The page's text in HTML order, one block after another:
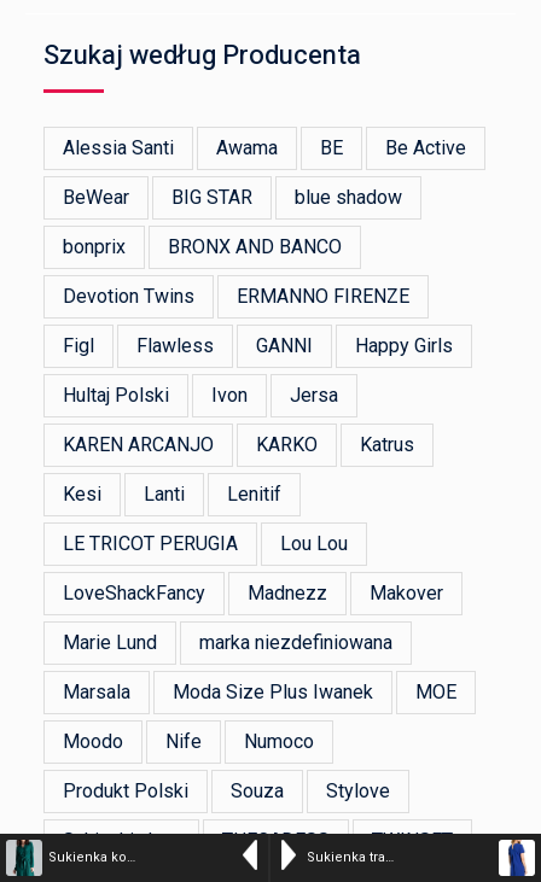
Sukienka koszulowa szmizjerka z wiązaniem w pasie butelkowa zieleń Sukienka trapezowa z kontrafałdą i dekoltem z tyłu na lato niebieska
Szukaj według Producenta
Alessia Santi Awama BE Be Active
BeWear BIG STAR blue shadow
bonprix BRONX AND BANCO
Devotion Twins ERMANNO FIRENZE
Figl Flawless GANNI Happy Girls
Hultaj Polski Ivon Jersa
KAREN ARCANJO KARKO Katrus
Kesi Lanti Lenitif
LE TRICOT PERUGIA Lou Lou
LoveShackFancy Madnezz Makover
Marie Lund marka niezdefiniowana
Marsala Moda Size Plus Iwanek MOE
Moodo Nife Numoco
Produkt Polski Souza Stylove
Sukienki.shop THECADESS TWINSET